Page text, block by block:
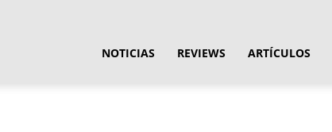
NOTICIAS REVIEWS ARTÍCULOS